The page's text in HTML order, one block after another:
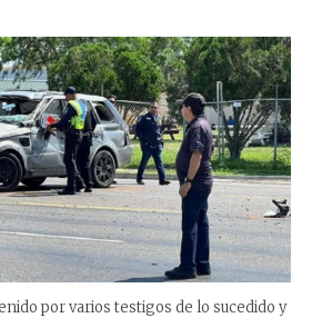
por varios testigos de lo sucedido y